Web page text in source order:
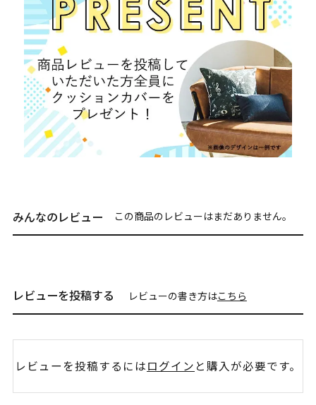
みんなのレビュー この商品のレビューはまだありません。
レビューを投稿する レビューの書き方はこちら
レビューを投稿するにはログイン と購入が必要です。